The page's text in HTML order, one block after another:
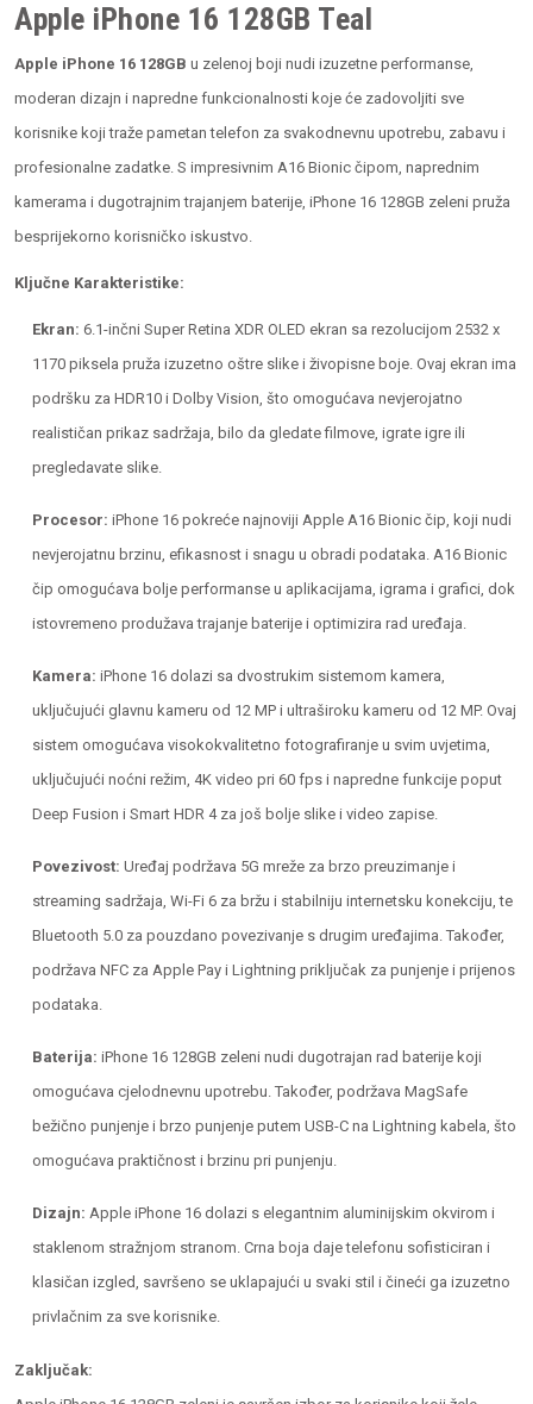
Apple iPhone 16 128GB Teal
Apple iPhone 16 128GB u zelenoj boji nudi izuzetne performanse,
moderan dizajn i napredne funkcionalnosti koje će zadovoljiti sve
korisnike koji traže pametan telefon za svakodnevnu upotrebu, zabavu i
profesionalne zadatke. S impresivnim A16 Bionic čipom, naprednim
kamerama i dugotrajnim trajanjem baterije, iPhone 16 128GB zeleni pruža
besprijekorno korisničko iskustvo.
Ključne Karakteristike:
Ekran: 6.1-inčni Super Retina XDR OLED ekran sa rezolucijom 2532 x
1170 piksela pruža izuzetno oštre slike i živopisne boje. Ovaj ekran ima
podršku za HDR10 i Dolby Vision, što omogućava nevjerojatno
realističan prikaz sadržaja, bilo da gledate filmove, igrate igre ili
pregledavate slike.
Procesor: iPhone 16 pokreće najnoviji Apple A16 Bionic čip, koji nudi
nevjerojatnu brzinu, efikasnost i snagu u obradi podataka. A16 Bionic
čip omogućava bolje performanse u aplikacijama, igrama i grafici, dok
istovremeno produžava trajanje baterije i optimizira rad uređaja.
Kamera: iPhone 16 dolazi sa dvostrukim sistemom kamera,
uključujući glavnu kameru od 12 MP i ultraširoku kameru od 12 MP. Ovaj
sistem omogućava visokokvalitetno fotografiranje u svim uvjetima,
uključujući noćni režim, 4K video pri 60 fps i napredne funkcije poput
Deep Fusion i Smart HDR 4 za još bolje slike i video zapise.
Povezivost: Uređaj podržava 5G mreže za brzo preuzimanje i
streaming sadržaja, Wi-Fi 6 za bržu i stabilniju internetsku konekciju, te
Bluetooth 5.0 za pouzdano povezivanje s drugim uređajima. Također,
podržava NFC za Apple Pay i Lightning priključak za punjenje i prijenos
podataka.
Baterija: iPhone 16 128GB zeleni nudi dugotrajan rad baterije koji
omogućava cjelodnevnu upotrebu. Također, podržava MagSafe
bežično punjenje i brzo punjenje putem USB-C na Lightning kabela, što
omogućava praktičnost i brzinu pri punjenju.
Dizajn: Apple iPhone 16 dolazi s elegantnim aluminijskim okvirom i
staklenom stražnjom stranom. Crna boja daje telefonu sofisticiran i
klasičan izgled, savršeno se uklapajući u svaki stil i čineći ga izuzetno
privlačnim za sve korisnike.
Zaključak: